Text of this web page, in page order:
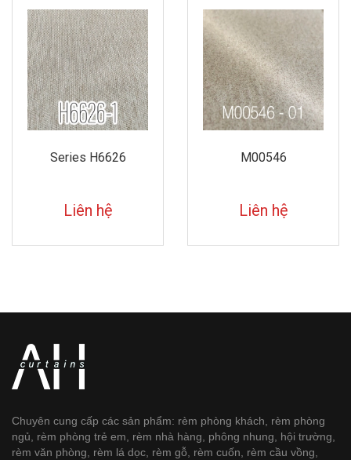
Series H6626
Liên hệ
M00546
Liên hệ
Chuyên cung cấp các sản phẩm: rèm phòng khách, rèm phòng
ngủ, rèm phòng trẻ em, rèm nhà hàng, phông nhung, hội trường,
rèm văn phòng, rèm lá dọc, rèm gỗ, rèm cuốn, rèm cầu vồng,